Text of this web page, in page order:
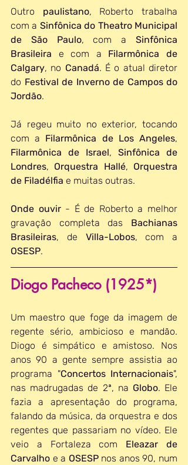
Outro paulistano, Roberto trabalha
com a Sinfônica do Theatro Municipal
de São Paulo, com a Sinfônica
Brasileira e com a Filarmônica de
Calgary, no Canadá. É o atual diretor
do Festival de Inverno de Campos do
Jordão.
Já regeu muito no exterior, tocando
com a Filarmônica de Los Angeles
Filarmônica de Israel, Sinfônica de
Londres, Orquestra Hallé, Orquestra
de Filadélfia e muitas outras.
Onde ouvir - É de Roberto a melhor
gravação completa das Bachianas
Brasileiras, de Villa-Lobos
OSESP.
Diogo Pacheco (1925*)
Um maestro que foge da imagem de
regente sério, ambicioso e mandão.
Diogo é simpático e amistoso. Nos
anos 90 a gente sempre assistia ao
programa "Concertos Internacionais",
nas madrugadas de 2ª, na Globo. Ele
fazia a apresentação do programa,
falando da música, da orquestra e dos
regentes que passariam no vídeo. Ele
veio a Fortaleza com Eleazar de
Carvalho e a OSESP nos anos 90, num